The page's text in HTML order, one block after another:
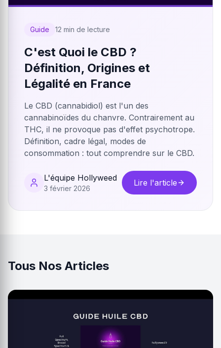
Guide 12 min de lecture
C'est Quoi le CBD ?
Définition, Origines et
Légalité en France
Le CBD (cannabidiol) est l'un des
cannabinoïdes du chanvre. Contrairement au
THC, il ne provoque pas d'effet psychotrope.
Définition, cadre légal, modes de
consommation : tout comprendre sur le CBD.
L'équipe Hollyweed
3 février 2026
Lire l'article
Tous Nos Articles